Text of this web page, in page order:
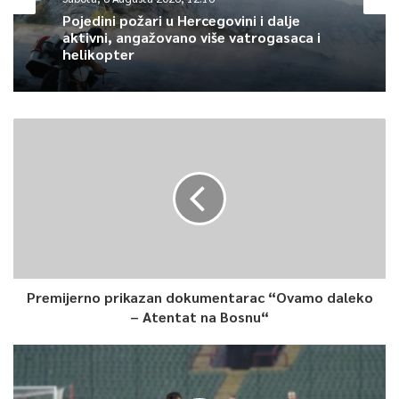
Mahmuzić. Omogućavanjem ove transakcije, prema riječima
Mahmuzića, formira se banka koja postaje sistemski značajna u
Federaciji BiH, ali i cijeloj državi.
0
Pojedini požari u Hercegovini i dalje
aktivni, angažovano više vatrogasaca i
helikopter
Premijerno prikazan dokumentarac “Ovamo daleko
– Atentat na Bosnu“